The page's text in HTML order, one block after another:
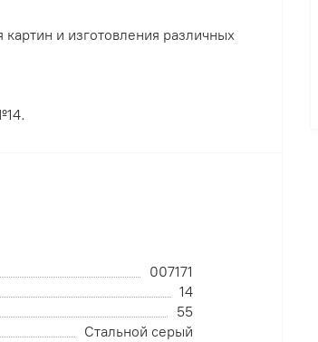
и изготовления различных
007171
14
55
Стальной серый